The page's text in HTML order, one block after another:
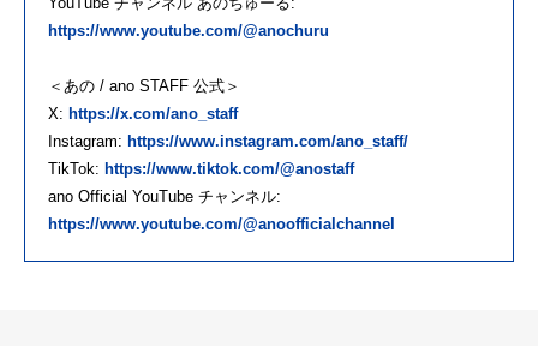
https://www.youtube.com/@anochuru
＜あの / ano STAFF 公式＞
X: https://x.com/ano_staff
Instagram: https://www.instagram.com/ano_staff/
TikTok: https://www.tiktok.com/@anostaff
ano Official YouTube チャンネル:
https://www.youtube.com/@anoofficialchannel